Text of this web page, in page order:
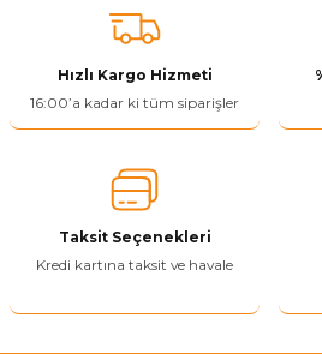
tarafımıza iletebilirsiniz.
Görüş ve önerileriniz için teşekkür ederiz.
Ürün resmi kalitesiz, bozuk veya
Ürün bilgilerinde hatalar bulunuyor.
Ürün fiyatı diğer sitelerden daha pahalı.
Bu ürüne benzer farklı alternatifler olmalı.
Hızlı Kargo Hizmeti
16:00’a kadar ki tüm siparişler
Taksit Seçenekleri
Kredi kartına taksit ve havale